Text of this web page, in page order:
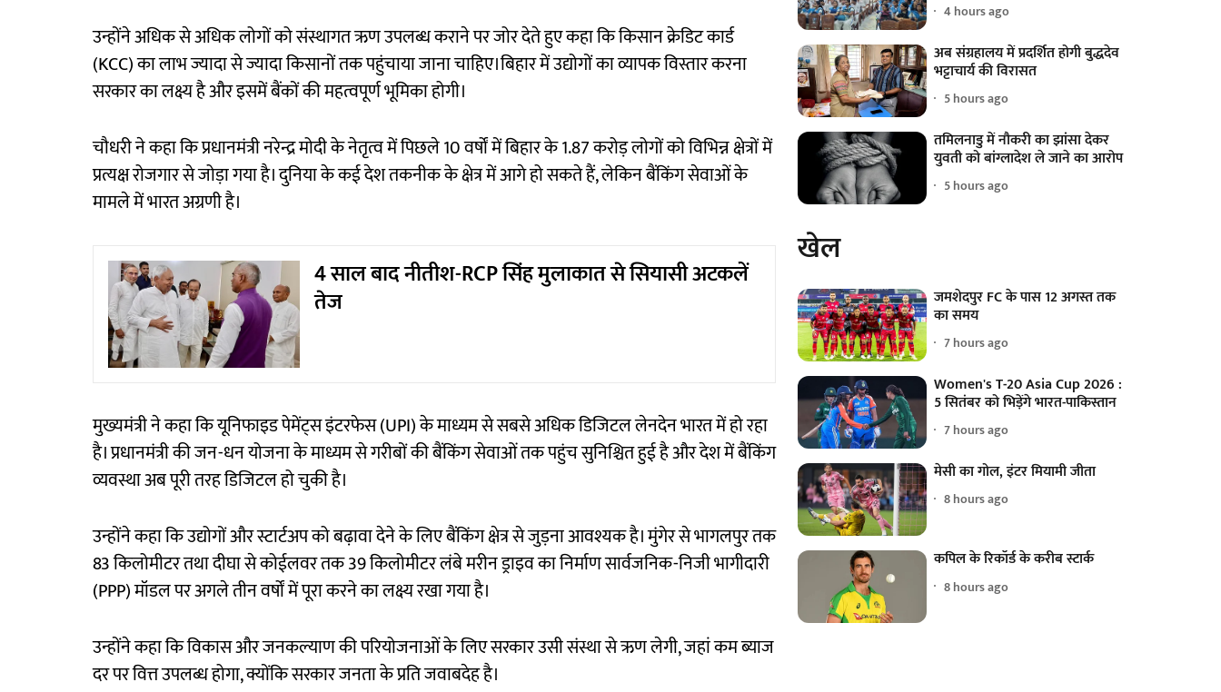
उन्होंने अधिक से अधिक लोगों को संस्थागत ऋण उपलब्ध कराने पर जोर देते हुए कहा कि किसान क्रेडिट कार्ड
(KCC) का लाभ ज्यादा से ज्यादा किसानों तक पहुंचाया जाना चाहिए।बिहार में उद्योगों का व्यापक विस्तार करना
सरकार का लक्ष्य है और इसमें बैंकों की महत्वपूर्ण भूमिका होगी।
चौधरी ने कहा कि प्रधानमंत्री नरेन्द्र मोदी के नेतृत्व में पिछले 10 वर्षों में बिहार के 1.87 करोड़ लोगों को विभिन्न क्षेत्रों में
प्रत्यक्ष रोजगार से जोड़ा गया है। दुनिया के कई देश तकनीक के क्षेत्र में आगे हो सकते हैं, लेकिन बैंकिंग सेवाओं के
मामले में भारत अग्रणी है।
4 साल बाद नीतीश-RCP सिंह मुलाकात से सियासी अटकलें
तेज
मुख्यमंत्री ने कहा कि यूनिफाइड पेमेंट्स इंटरफेस (UPI) के माध्यम से सबसे अधिक डिजिटल लेनदेन भारत में हो रहा
है। प्रधानमंत्री की जन-धन योजना के माध्यम से गरीबों की बैंकिंग सेवाओं तक पहुंच सुनिश्चित हुई है और देश में बैंकिंग
व्यवस्था अब पूरी तरह डिजिटल हो चुकी है।
उन्होंने कहा कि उद्योगों और स्टार्टअप को बढ़ावा देने के लिए बैंकिंग क्षेत्र से जुड़ना आवश्यक है। मुंगेर से भागलपुर तक
83 किलोमीटर तथा दीघा से कोईलवर तक 39 किलोमीटर लंबे मरीन ड्राइव का निर्माण सार्वजनिक-निजी भागीदारी
(PPP) मॉडल पर अगले तीन वर्षों में पूरा करने का लक्ष्य रखा गया है।
उन्होंने कहा कि विकास और जनकल्याण की परियोजनाओं के लिए सरकार उसी संस्था से ऋण लेगी, जहां कम ब्याज
दर पर वित्त उपलब्ध होगा, क्योंकि सरकार जनता के प्रति जवाबदेह है।
4 hours ago
अब संग्रहालय में प्रदर्शित होगी बुद्धदेव
भट्टाचार्य की विरासत
5 hours ago
तमिलनाडु में नौकरी का झांसा देकर
युवती को बांग्लादेश ले जाने का आरोप
5 hours ago
खेल
जमशेदपुर FC के पास 12 अगस्त तक
का समय
7 hours ago
Women's T-20 Asia Cup 2026 :
5 सितंबर को भिड़ेंगे भारत-पाकिस्तान
7 hours ago
मेसी का गोल, इंटर मियामी जीता
8 hours ago
कपिल के रिकॉर्ड के करीब स्टार्क
8 hours ago